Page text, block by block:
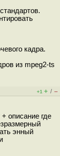
кадра.
из mpeg2-ts
+1 + / –
описание где
энный